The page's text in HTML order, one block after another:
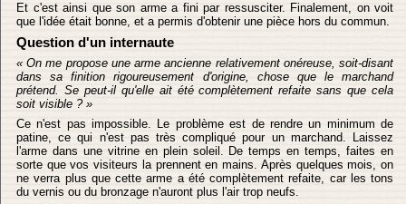
Et c'est ainsi que son arme a fini par ressusciter. Finalement, on voit
que l'idée était bonne, et a permis d'obtenir une pièce hors du commun.
Question d'un internaute
« On me propose une arme ancienne relativement onéreuse, soit-disant
dans sa finition rigoureusement d'origine, chose que le marchand
prétend. Se peut-il qu'elle ait été complètement refaite sans que cela
soit visible ? »
Ce n'est pas impossible. Le problème est de rendre un minimum de
patine, ce qui n'est pas très compliqué pour un marchand. Laissez
l'arme dans une vitrine en plein soleil. De temps en temps, faites en
sorte que vos visiteurs la prennent en mains. Après quelques mois, on
ne verra plus que cette arme a été complètement refaite, car les tons
du vernis ou du bronzage n'auront plus l'air trop neufs.